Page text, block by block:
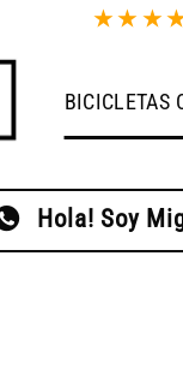
★ ★ ★
BICICLETAS
Hola! Soy